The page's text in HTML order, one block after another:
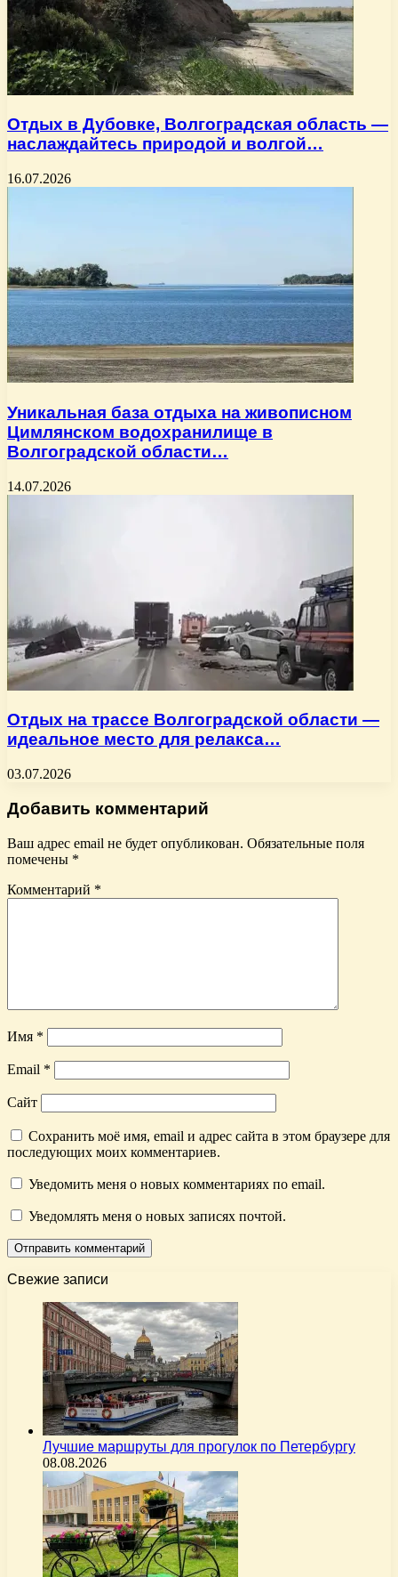
Отдых в Дубовке, Волгоградская область —
наслаждайтесь природой и волгой…
16.07.2026
Уникальная база отдыха на живописном
Цимлянском водохранилище в
Волгоградской области…
14.07.2026
Отдых на трассе Волгоградской области —
идеальное место для релакса…
03.07.2026
Добавить комментарий
Ваш адрес email не будет опубликован. Обязательные поля
помечены *
Комментарий *
Имя *
Email *
Сайт
Сохранить моё имя, email и адрес сайта в этом браузере для
последующих моих комментариев.
Уведомить меня о новых комментариях по email.
Уведомлять меня о новых записях почтой.
Свежие записи
Лучшие маршруты для прогулок по Петербургу
08.08.2026